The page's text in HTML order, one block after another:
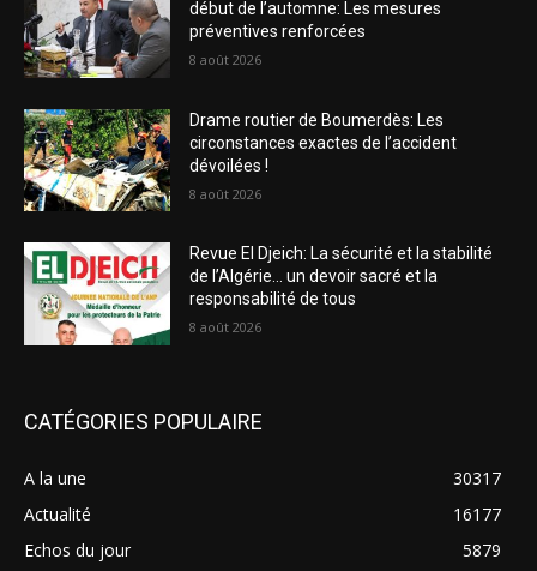
début de l’automne: Les mesures
préventives renforcées
8 août 2026
Drame routier de Boumerdès: Les
circonstances exactes de l’accident
dévoilées !
8 août 2026
Revue El Djeich: La sécurité et la stabilité
de l’Algérie… un devoir sacré et la
responsabilité de tous
8 août 2026
CATÉGORIES POPULAIRE
A la une
30317
Actualité
16177
Echos du jour
5879